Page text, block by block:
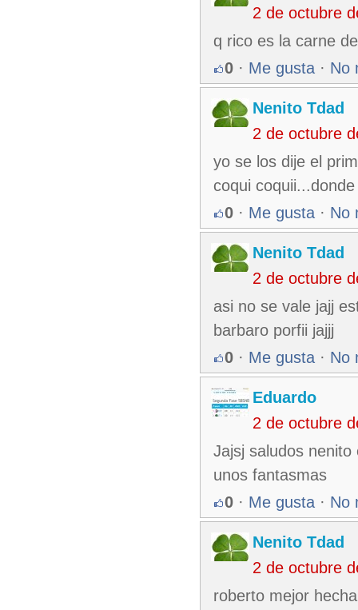
2 de octubre
q rico es la carne
0 · Me gusta · No
Nenito Tdad
2 de octubre
yo se los dije el
coqui
0 · Me gusta · No
Nenito Tdad
2 de octubre
asi no se vale jajj
barbaro porfii jajjj
0 · Me gusta · No
Eduardo
2 de octubre
Jajsj saludos
unos fantasmas
0 · Me gusta · No
Nenito Tdad
2 de octubre
roberto mejor